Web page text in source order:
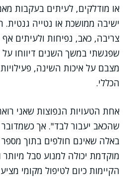
או מודלקים, לעיתים בעקבות
ישיבה ממושכת או נטייה
צריבה, כאב, נפיחות ולעיתים אף
שפגשתי במשך השנים דיווחו
מצבם על איכות השינה, פעילויות
הכללי.
אחת הטעויות הנפוצות שאני
שהכאב יעבור לבד". אך
באלה שאינם חולפים בתוך
מוקדמת יכולה למנוע סבל מיותר
הקיימות כיום לטיפול מקומי